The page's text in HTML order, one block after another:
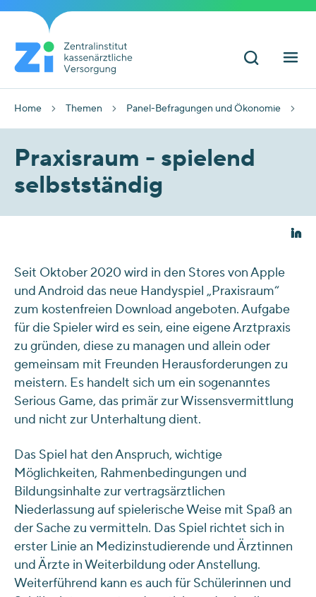
Home Themen Panel-Befragungen und Ökonomie
Praxisraum - spielend
selbstständig
Seit Oktober 2020 wird in den Stores von Apple
und Android das neue Handyspiel „Praxisraum“
zum kostenfreien Download angeboten. Aufgabe
für die Spieler wird es sein, eine eigene Arztpraxis
zu gründen, diese zu managen und allein oder
gemeinsam mit Freunden Herausforderungen zu
meistern. Es handelt sich um ein sogenanntes
Serious Game, das primär zur Wissensvermittlung
und nicht zur Unterhaltung dient.
Das Spiel hat den Anspruch, wichtige
Möglichkeiten, Rahmenbedingungen und
Bildungsinhalte zur vertragsärztlichen
Niederlassung auf spielerische Weise mit Spaß an
der Sache zu vermitteln. Das Spiel richtet sich in
erster Linie an Medizinstudierende und Ärztinnen
und Ärzte in Weiterbildung oder Anstellung.
Weiterführend kann es auch für Schülerinnen und